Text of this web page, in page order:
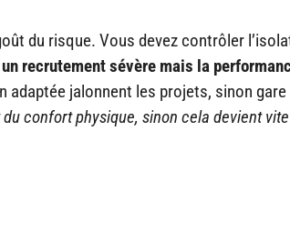
du risque. Vous devez contrôler
recrutement sévère mais la
jalonnent les projets, sinon gare
confort physique, sinon cela devient vite